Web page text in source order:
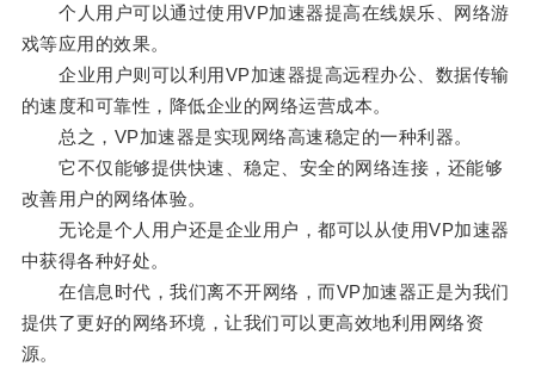
个人用户可以通过使用VP加速器提高在线娱乐、网络游
戏等应用的效果。
企业用户则可以利用VP加速器提高远程办公、数据传输
的速度和可靠性，降低企业的网络运营成本。
总之，VP加速器是实现网络高速稳定的一种利器。
它不仅能够提供快速、稳定、安全的网络连接，还能够
改善用户的网络体验。
无论是个人用户还是企业用户，都可以从使用VP加速器
中获得各种好处。
在信息时代，我们离不开网络，而VP加速器正是为我们
提供了更好的网络环境，让我们可以更高效地利用网络资
源。